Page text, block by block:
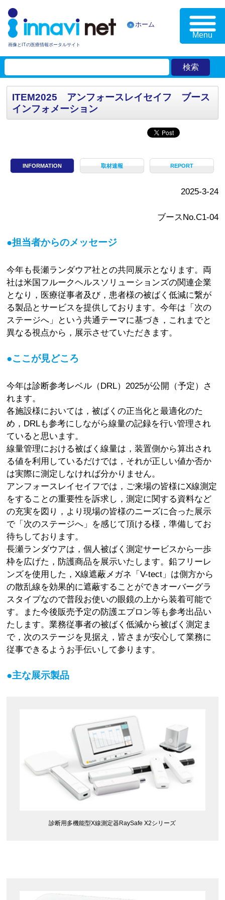
画像とITの医療情報ポータルサイト
ホーム
Menu
ITEM2025 アンフォースレイセイフ ブース
インフォメーション
INFORMATION 取材速報 REPORT
2025-3-24
ブースNo.C1-04
●担当者からのメッセージ
今年も長瀬ランダウア社との共同展示となります。両
社は米国フルークヘルスソリューションズの関連企業
となり，医療従事者及び，患者様の被ばく低減に繋が
る製品とサービスを提供しております。今年は「次の
ステージへ」という共通テーマに基づき，これまでと
異なる視点から，展示させていただきます。
●ここが見どころ
今年は診断参考レベル（DRL）2025が公開（予定）さ
れます。
各施設様においては，被ばくの正当化と最適化のた
め，DRLも参考にしながら線量の記録を行い管理され
ていると思います。
線量管理における被ばく線量は，装置側から算出され
る値を利用しているだけでは，それが正しい値か否か
は実際に測定しなければ分かりません。
アンフォースレイセイフでは，ご来場の皆様にX線測定
をすることの重要性を訴求し，測定に関する資料など
の充実を図り，より現場の皆様のニーズに合った展示
で「次のステージへ」を感じて頂ける様，準備してお
待ちしております。
長瀬ランダウアは，個人被ばく測定サービスから一歩
枠を広げた，防護商品を展示いたします。鉛フリーレ
ンズを使用した，X線遮蔽メガネ「V-tect」は側方から
の散乱線を効果的に遮蔽することができオーバーグラ
スタイプなので普段お使いの眼鏡の上から装着可能で
す。また今後販売予定の防護エプロン等も参考出品い
たします。業務従事者の被ばく低減から被ばく測定ま
で，次のステージを見据え，皆さまが安心して業務に
従事できるようお手伝いして参ります。
●主な展示製品
診断用多機能型X線測定器RaySafe X2シリーズ